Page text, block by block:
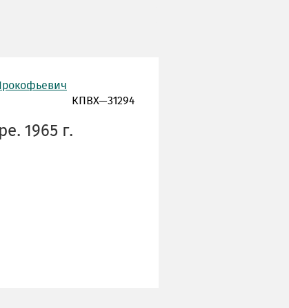
КПВХ—31294
1965 г.